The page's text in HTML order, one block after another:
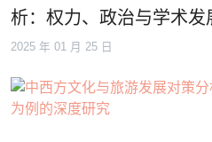
析：权力、政治与学术发
2025 年 01 月 25 日